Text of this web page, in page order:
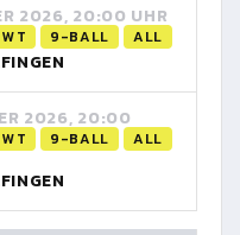
2026, 20:00 UHR
WT 9-BALL ALL
2026, 20:00
WT 9-BALL ALL